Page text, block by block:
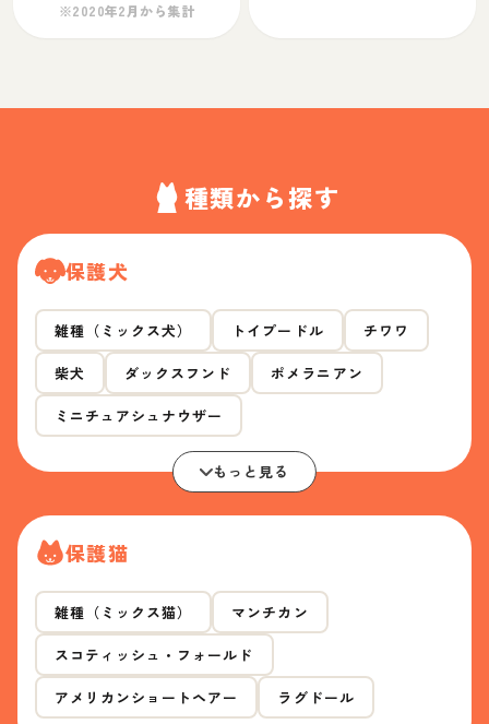
※2020年2月から集計
種類から探す
保護犬
雑種（ミックス犬） トイプードル チワワ
柴犬 ダックスフンド ポメラニアン
ミニチュアシュナウザー
もっと見る
保護猫
雑種（ミックス猫） マンチカン
スコティッシュ・フォールド
アメリカンショートヘアー ラグドール